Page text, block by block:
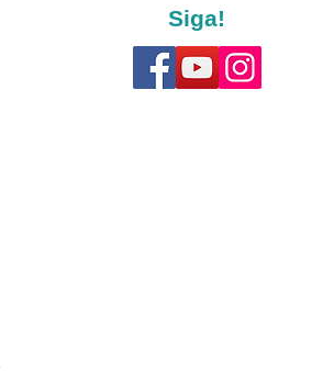
Siga!